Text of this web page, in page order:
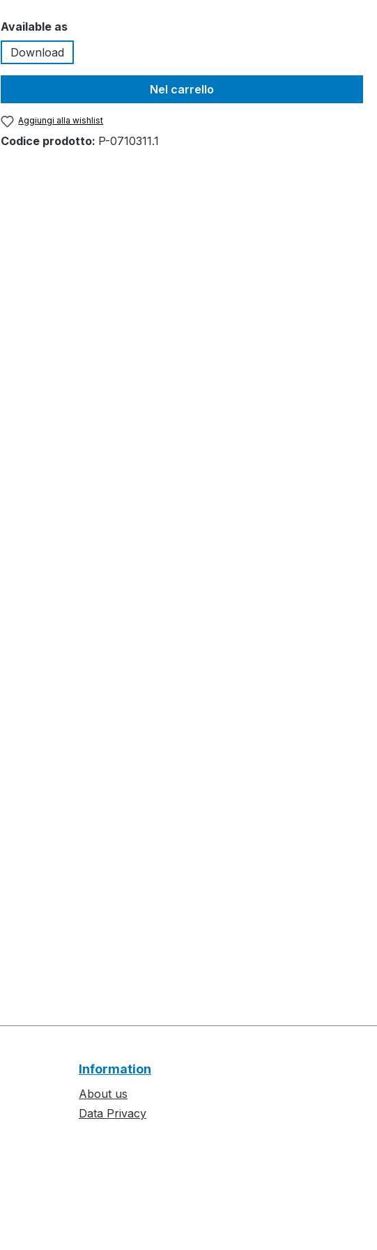
Seleziona
Available as
Download
Nel carrello
Aggiungi alla wishlist
Codice prodotto: P-0710311.1
Information
About us
Data Privacy